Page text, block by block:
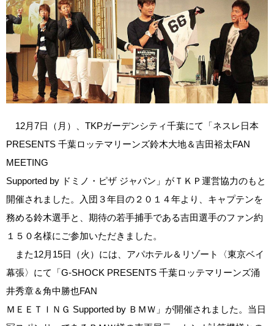
12月7日（月）、TKPガーデンシティ千葉にて「ネスレ日本
PRESENTS 千葉ロッテマリーンズ鈴木大地＆吉田裕太FAN
MEETING
Supported by ドミノ・ピザ ジャパン」がＴＫＰ運営協力のもと
開催されました。入団３年目の２０１４年より、キャプテンを
務める鈴木選手と、期待の若手捕手である吉田選手のファン約
１５０名様にご参加いただきました。
また12月15日（火）には、アパホテル＆リゾート〈東京ベイ
幕張〉にて「G‐SHOCK PRESENTS 千葉ロッテマリーンズ涌
井秀章＆角中勝也FAN
ＭＥＥＴＩＮＧ Supported by ＢＭＷ」が開催されました。当日